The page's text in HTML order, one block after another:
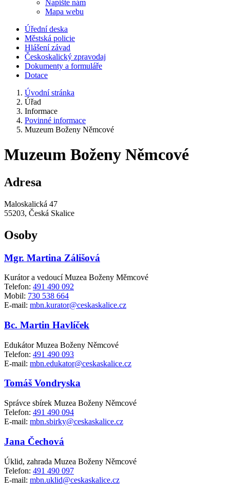
Napište nám
Mapa webu
Úřední deska
Městská policie
Hlášení závad
Českoskalický zpravodaj
Dokumenty a formuláře
Dotace
Úvodní stránka
Úřad
Informace
Povinné informace
Muzeum Boženy Němcové
Muzeum Boženy Němcové
Adresa
Maloskalická 47
55203, Česká Skalice
Osoby
Mgr. Martina Zálišová
Kurátor a vedoucí Muzea Boženy Měmcové
Telefon: 491 490 092
Mobil: 730 538 664
E-mail: mbn.kurator@ceskaskalice.cz
Bc. Martin Havlíček
Edukátor Muzea Boženy Němcové
Telefon: 491 490 093
E-mail: mbn.edukator@ceskaskalice.cz
Tomáš Vondryska
Správce sbírek Muzea Boženy Němcové
Telefon: 491 490 094
E-mail: mbn.sbirky@ceskaskalice.cz
Jana Čechová
Úklid, zahrada Muzea Boženy Němcové
Telefon: 491 490 097
E-mail: mbn.uklid@ceskaskalice.cz